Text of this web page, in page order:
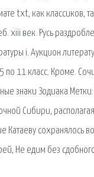
txt, как классиков,
век. Русь
i. Аукцион
11 класс. Кроме.
знаки Зодиака
Сибири,
Катаеву
Не едим без